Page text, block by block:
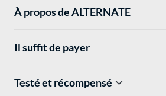
À propos de ALTERNATE
Il suffit de payer
Testé et récompensé